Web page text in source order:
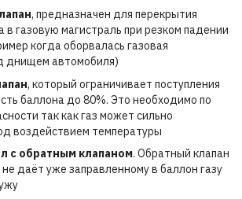
, предназначен для перекрытия
в газовую магистраль при резком падении
когда оборвалась газовая
днищем автомобиля)
, который ограничивает поступления
баллона до 80%. Это необходимо по
так как газ может сильно
воздействием температуры
с обратным клапаном. Обратный клапан
даёт уже заправленному в баллон газу